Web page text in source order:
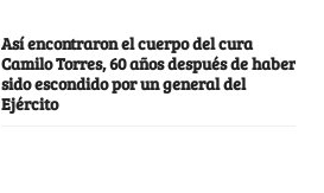
Así encontraron el cuerpo del cura
Camilo Torres, 60 años después de haber
sido escondido por un general del
Ejército